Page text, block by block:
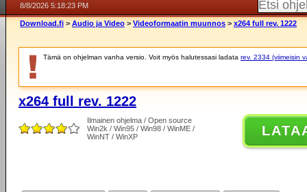
8/8/2026 5:18:23 PM
Download.fi > Audio ja Video > Videoformaatin muunnos > x264 full rev. 1222
Tämä on ohjelman vanha versio. Voit myös halutessasi ladata rev. 2334 (viimeisin
x264 full rev. 1222
Ilmainen ohjelma / Open source
Win2k / Win95 / Win98 / WinME /
WinNT / WinXP